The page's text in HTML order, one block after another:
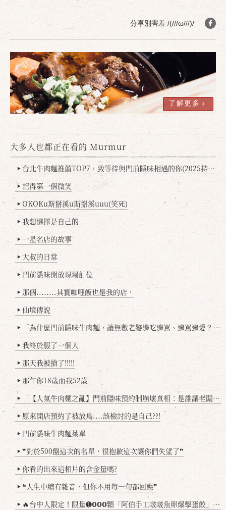
分享別害羞 /(///ω///)/
了解更多
大多人也都正在看的 Murmur
▶ 台北牛肉麵推薦TOP7，致等待與門前隱味相遇的你(2025持續更新
▶ 記得第一個微笑
▶ OKOKu斯掰溪u斯掰溪uuu(笑死)
▶ 我想選擇是自己的
▶ 一星名店的故事
▶ 大叔的日常
▶ 門前隱味開放現場訂位
▶ 那個........其實咖哩飯也是我的店，
▶ 仙境傳說
▶ 「為什麼門前隱味牛肉麵，讓無數老饕邊吃邊罵、邊罵邊愛？小辣雞揭密！」
▶ 我終於服了一個人
▶ 那天我被搶了!!!!!
▶ 那年你18歲而我52歲
▶ 「【人氣牛肉麵之亂】門前隱味預約制崩壞真相：是誰讓老闆心灰意冷？」
▶ 原來開店預約了被放鳥....該檢討的是自己??!
▶ 門前隱味牛肉麵菜單
▶ ❞對於500盤這次的名單，很抱歉這次讓你們失望了❞
▶ 你看的出來這相片的含金量嗎?
▶ ❝人生中總有雜音，但你不用每一句都回應❞
▶ 🔥台中人限定！限量➊𝟬𝟬𝟬顆「阿伯手工啵啵魚卵爆擊蛋餃」台北已被搶爆2萬顆，最後名額門前隱味只留給你！🥟💥
確定 取消